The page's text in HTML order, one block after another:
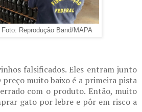
Foto: Reprodução Band/MAPA
falsificados. Eles entram junto
preço muito baixo é a primeira pista
com o produto. Então, muito
gato por lebre e pôr em risco a